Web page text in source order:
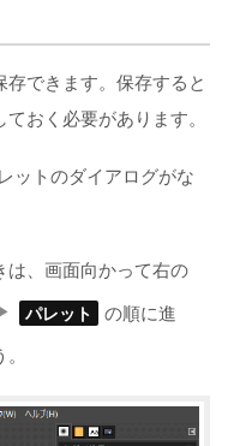
できます。保存すると
おく必要があります。
ットのダイアログがな
は、画面向かって右の
パレット
の順に進